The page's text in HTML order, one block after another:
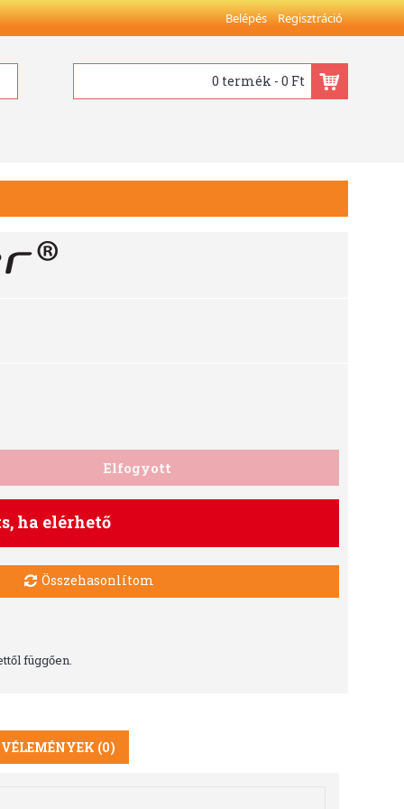
Belépés Regisztráció
0 termék - 0 Ft
Elfogyott
ha elérhető
Összehasonlítom
függően.
VÉLEMÉNYEK (0)